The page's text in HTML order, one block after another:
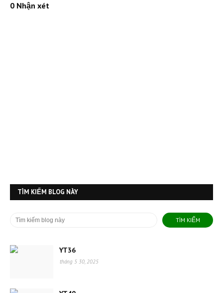
0 Nhận xét
TÌM KIẾM BLOG NÀY
YT36
tháng 5 30, 2025